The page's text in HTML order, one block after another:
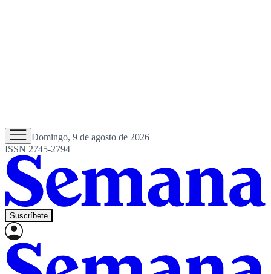
Domingo, 9 de agosto de 2026
ISSN 2745-2794
Suscríbete